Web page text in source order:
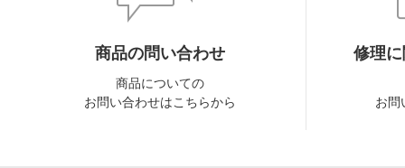
商品の問い合わせ
商品についての
お問い合わせはこちらから
修理
お問